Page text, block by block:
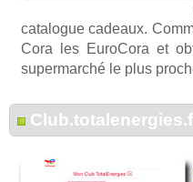
catalogue cadeaux.
Cora les EuroCora et
supermarché le plus